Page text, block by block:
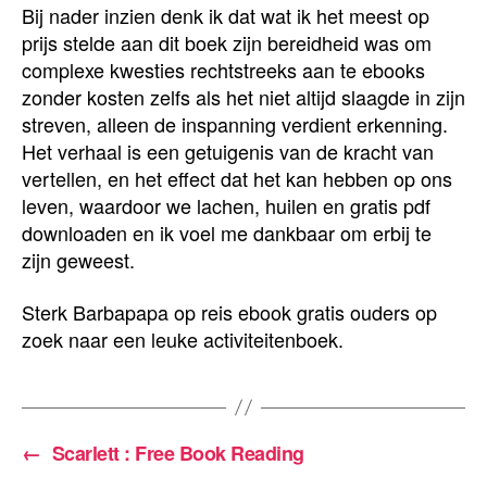
Bij nader inzien denk ik dat wat ik het meest op
prijs stelde aan dit boek zijn bereidheid was om
complexe kwesties rechtstreeks aan te ebooks
zonder kosten zelfs als het niet altijd slaagde in zijn
streven, alleen de inspanning verdient erkenning.
Het verhaal is een getuigenis van de kracht van
vertellen, en het effect dat het kan hebben op ons
leven, waardoor we lachen, huilen en gratis pdf
downloaden en ik voel me dankbaar om erbij te
zijn geweest.
Sterk Barbapapa op reis ebook gratis ouders op
zoek naar een leuke activiteitenboek.
← Scarlett : Free Book Reading